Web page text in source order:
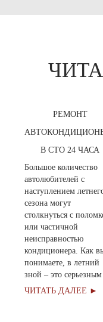
РЕМОНТ
В СТО 24 ЧАСА
Большое количество
автолюбителей с
наступлением
сезона могут
столкнуться с
или частичной
неисправностью
кондиционера. Как
понимаете, в летний
зной – это серьезным
ЧИТАТЬ ДАЛЕЕ ►